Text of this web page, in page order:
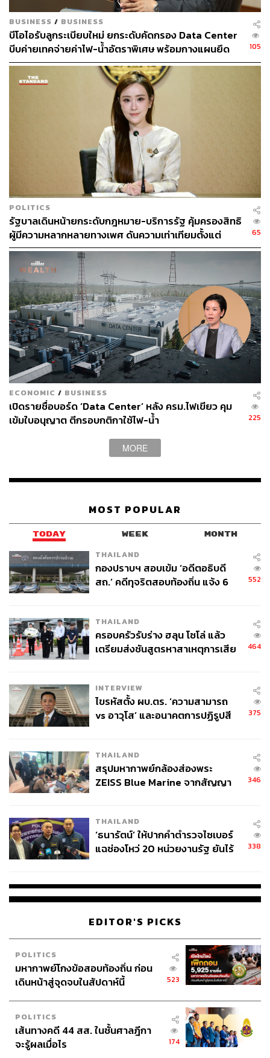
BUSINESS / BUSINESS
บีโอไอรับลูกระเบียบใหม่ ยกระดับคัดกรอง Data Center
บีบค่ายเทคจ่ายค่าไฟ-น้ำอัตราพิเศษ พร้อมกางแผนยึด
ประโยชน์ประเทศเป็นหลัก
105
POLITICS
รัฐบาลเดินหน้ายกระดับกฎหมาย-บริการรัฐ คุ้มครองสิทธิ
ผู้มีความหลากหลายทางเพศ ดันความเท่าเทียมตั้งแต่
หลักสูตรในห้องเรียนถึงที่ทำงาน
65
ECONOMIC / BUSINESS
เปิดรายชื่อบอร์ด ‘Data Center’ หลัง ครม.ไฟเขียว คุม
เข้มใบอนุญาต ตีกรอบกติกาใช้ไฟ-น้ำ
225
MORE
MOST POPULAR
TODAY WEEK MONTH
THAILAND
กองปราบฯ สอบเข้ม ‘อดีตอธิบดี
สถ.’ คดีทุจริตสอบท้องถิ่น แจ้ง 6
552
THAILAND
ครอบครัวรับร่าง ฮลุน โซโล่ แล้ว
เตรียมส่งชันสูตรหาสาเหตุการเสีย
464
INTERVIEW
ไขรหัสตั้ง ผบ.ตร. ‘ความสามารถ
vs อาวุโส’ และอนาคตการปฏิรูปสี
375
THAILAND
สรุปมหากาพย์กล้องส่องพระ
ZEISS Blue Marine จากสัญญา
จ่ายหนี้-แอบระบุแบรนด์
346
THAILAND
‘ธนารัตน์’ ให้ปากคำตำรวจไซเบอร์
แฉช่องโหว่ 20 หน่วยงานรัฐ ยันไร้
338
EDITOR'S PICKS
POLITICS
มหากาพย์โกงข้อสอบท้องถิ่น ก่อน
เดินหน้าสู่จุดจบในสัปดาห์นี้
523
POLITICS
เส้นทางคดี 44 สส. ในชั้นศาลฎีกา
จะรู้ผลเมื่อไร
174